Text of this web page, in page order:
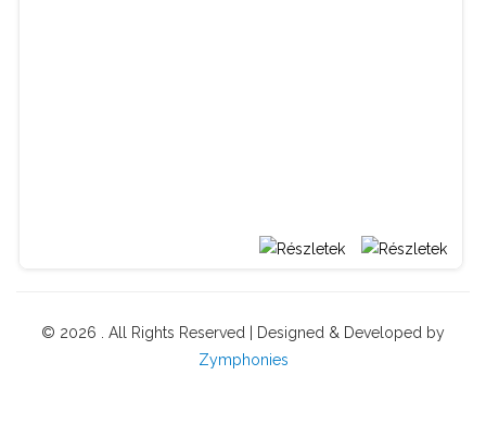
BŐVEBBEN
© 2026 . All Rights Reserved | Designed & Developed by
Zymphonies